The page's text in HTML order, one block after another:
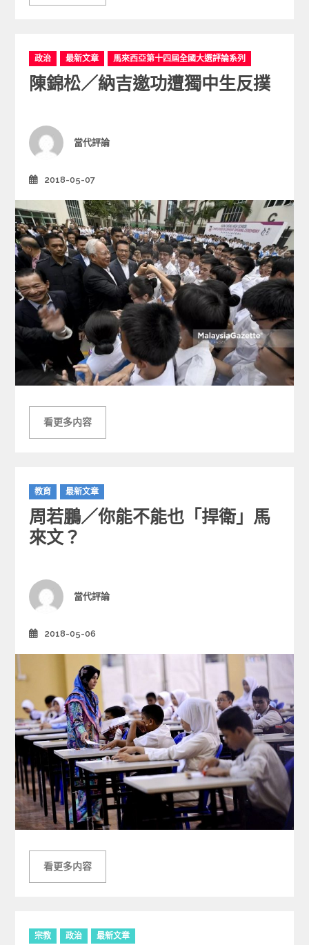
C
a
t
o
r
s
政治 最新文章 馬來西亞第十四屆全國大選評論系列
陳錦松／納吉邀功遭獨中生反撲
Author
當代評論
2018-05-07
看更多内容
C
a
t
e
g
i
e
教育 最新文章
周若鵬／你能不能也「捍衛」馬
來文？
Author
當代評論
2018-05-06
看更多内容
C宗教 政治
最新文章